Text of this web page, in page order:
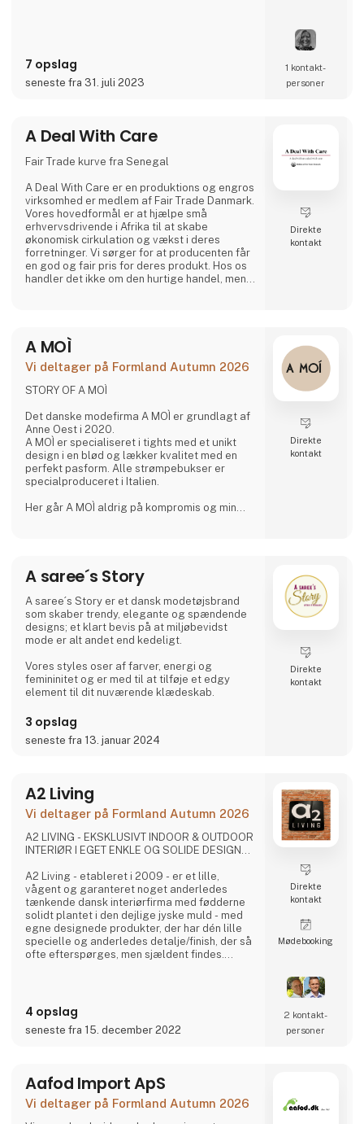
7 opslag
seneste fra 31. juli 2023
1 kontakt­
personer
A Deal With Care
Fair Trade kurve fra Senegal
A Deal With Care er en produktions og engros
virksomhed er medlem af Fair Trade Danmark.
Vores hovedformål er at hjælpe små
erhvervsdrivende i Afrika til at skabe
økonomisk cirkulation og vækst i deres
forretninger. Vi sørger for at producenten får
en god og fair pris for deres produkt. Hos os
handler det ikke om den hurtige handel, men
Hos A Deal With Care tager vi også et socialt
problematikker vi har stor fokus på og derfor
Direkte
kontakt
A MOÌ
Vi deltager på Formland Autumn 2026
STORY OF A MOÌ
Det danske modefirma A MOÌ er grundlagt af
Anne Oest i 2020.
A MOÌ er specialiseret i tights med et unikt
design i en blød og lækker kvalitet med en
perfekt pasform. Alle strømpebukser er
specialproduceret i Italien.
Her går A MOÌ aldrig på kompromis og min
Tights der er højtaljede og bliver siddende
behageligt, hele dagen hvor de skal,
kombineret med et tidløst design var tanken
bag og starten på A MOÌs rejse. Sidenhen har
det udviklet sig og flere skønne produkter er
kommet til. Nu
Direkte
kontakt
A saree´s Story
A saree´s Story er et dansk modetøjsbrand
som skaber trendy, elegante og spændende
designs; et klart bevis på at miljøbevidst
mode er alt andet end kedeligt.
Vores styles oser af farver, energi og
femininitet og er med til at tilføje et edgy
element til dit nuværende klædeskab.
3 opslag
seneste fra 13. januar 2024
Direkte
kontakt
A2 Living
Vi deltager på Formland Autumn 2026
A2 LIVING - EKSKLUSIVT INDOOR & OUTDOOR
INTERIØR I EGET ENKLE OG SOLIDE DESIGN...
A2 Living - etableret i 2009 - er et lille,
vågent og garanteret noget anderledes
tænkende dansk interiørfirma med fødderne
solidt plantet i den dejlige jyske muld - med
egne designede produkter, der har dén lille
specielle og anderledes detalje/finish, der så
ofte efterspørges, men sjældent findes.
sætter en ære i at lægge navn til - kort sagt,
dansk design der holder…
4 opslag
seneste fra 15. december 2022
Direkte
kontakt
Møde­booking
2 kontakt­
personer
Aafod Import ApS
Vi deltager på Formland Autumn 2026